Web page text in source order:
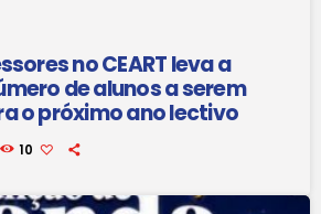
no CEART leva a
de alunos a serem
o próximo ano lectivo
10